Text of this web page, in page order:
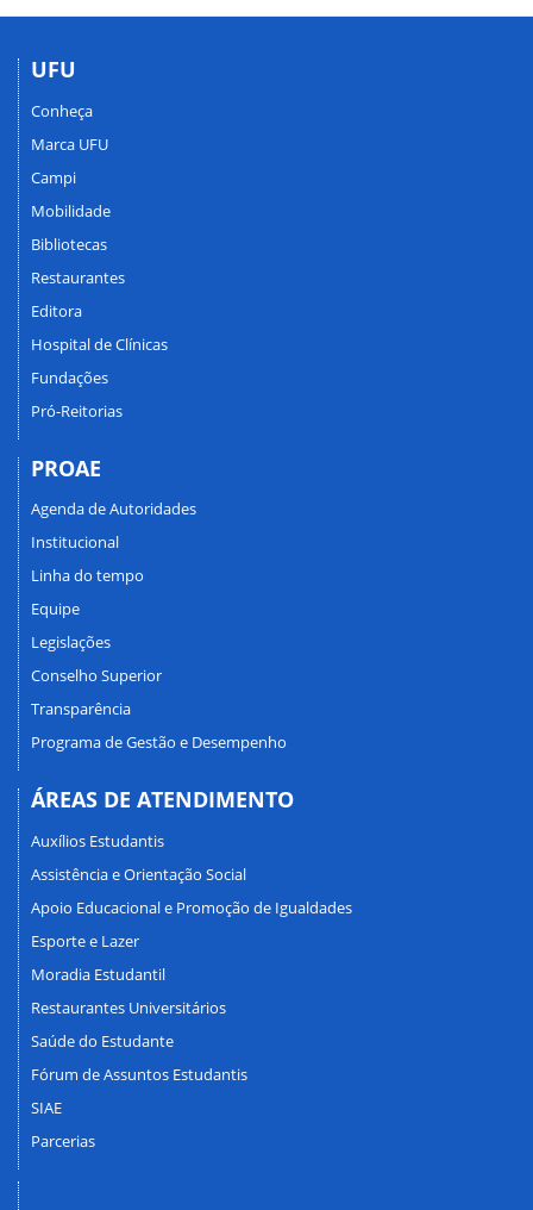
UFU
Conheça
Marca UFU
Campi
Mobilidade
Bibliotecas
Restaurantes
Editora
Hospital de Clínicas
Fundações
Pró-Reitorias
PROAE
Agenda de Autoridades
Institucional
Linha do tempo
Equipe
Legislações
Conselho Superior
Transparência
Programa de Gestão e Desempenho
ÁREAS DE ATENDIMENTO
Auxílios Estudantis
Assistência e Orientação Social
Apoio Educacional e Promoção de Igualdades
Esporte e Lazer
Moradia Estudantil
Restaurantes Universitários
Saúde do Estudante
Fórum de Assuntos Estudantis
SIAE
Parcerias